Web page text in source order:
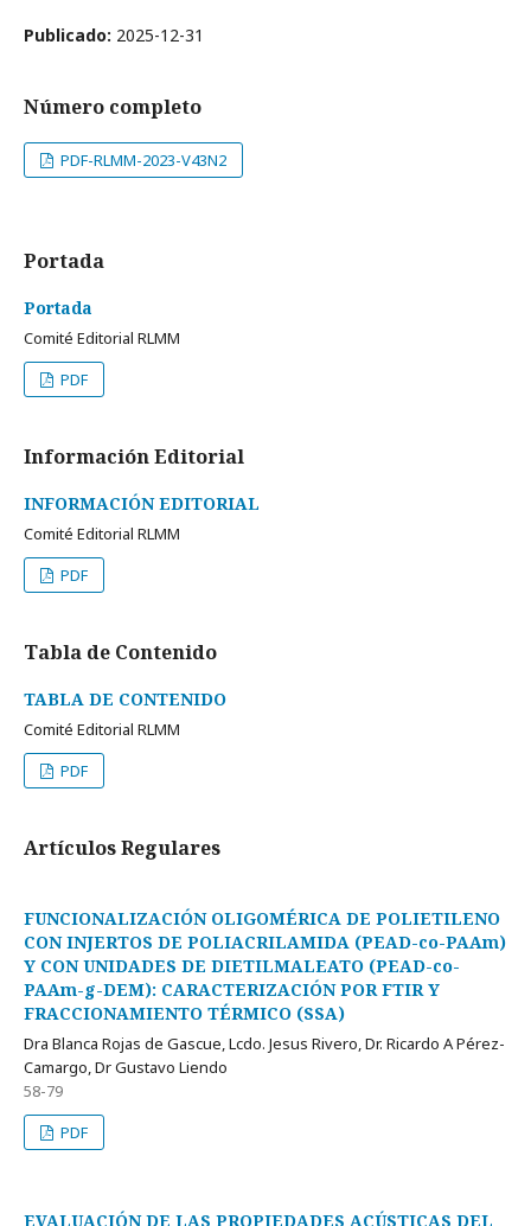
Publicado: 2025-12-31
Número completo
PDF-RLMM-2023-V43N2
Portada
Portada
Comité Editorial RLMM
PDF
Información Editorial
INFORMACIÓN EDITORIAL
Comité Editorial RLMM
PDF
Tabla de Contenido
TABLA DE CONTENIDO
Comité Editorial RLMM
PDF
Artí­culos Regulares
FUNCIONALIZACIÓN OLIGOMÉRICA DE POLIETILENO
CON INJERTOS DE POLIACRILAMIDA (PEAD-co-PAAm)
Y CON UNIDADES DE DIETILMALEATO (PEAD-co-
PAAm-g-DEM): CARACTERIZACIÓN POR FTIR Y
FRACCIONAMIENTO TÉRMICO (SSA)
Dra Blanca Rojas de Gascue, Lcdo. Jesus Rivero, Dr. Ricardo A Pérez-
Camargo, Dr Gustavo Liendo
58-79
PDF
EVALUACIÓN DE LAS PROPIEDADES ACÚSTICAS DEL